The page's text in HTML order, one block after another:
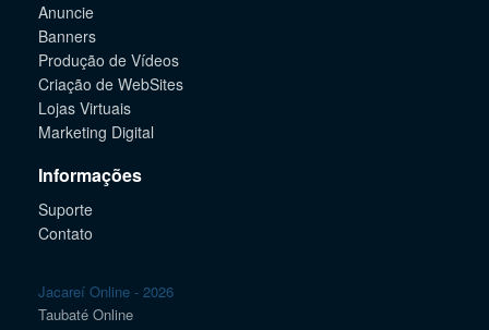
Anuncie
Banners
Produção de Vídeos
Criação de WebSites
Lojas Virtuais
Marketing Digital
Informações
Suporte
Contato
Jacareí Online - 2026
Taubaté Online